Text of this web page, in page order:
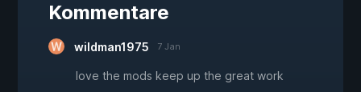
Kommentare
wildman1975 7 Jan
love the mods keep up the great work